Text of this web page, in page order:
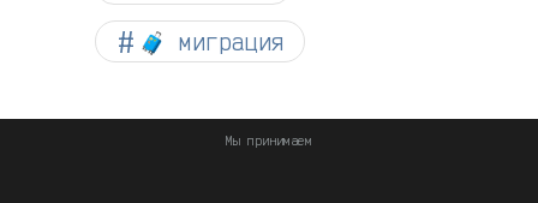
🧳 миграция
Мы принимаем